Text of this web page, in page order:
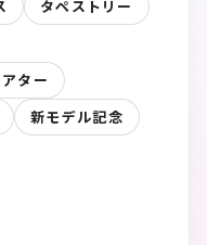
タペストリー
ター
新モデル記念